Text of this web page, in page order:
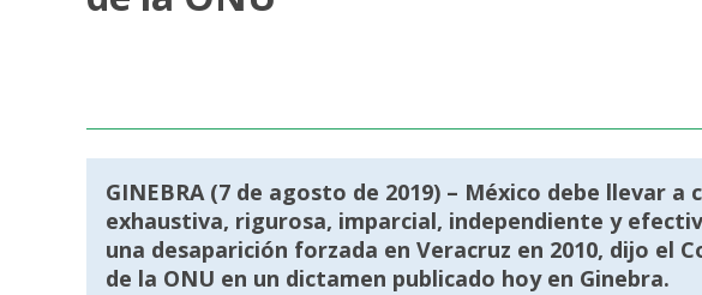
GINEBRA (7 de agosto de 2019) – México debe llevar
exhaustiva, rigurosa, imparcial, independiente y
una desaparición forzada en Veracruz en 2010, dijo el
de la ONU en un dictamen publicado hoy en Ginebra.